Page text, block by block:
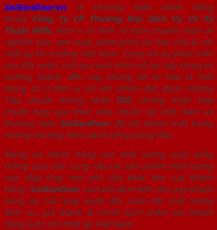
SaiGonDoor.vn
là thương hiệu danh tiếng
thuộc Công Ty CP Thương Mại Dịch Vụ Và Kỹ
Thuật WIN. Đơn vị có hơn 10 năm chuyên môn về
nghiên cứu, sản xuất, phân phối các loại cửa & nội
thất tại thị trường Việt Nam. Cùng với sự phát triển
của đất nước, trải qua quá trình nỗ lực xây dựng và
trưởng thành, đến nay chúng tôi tự hào là một
trong số ít đơn vị có sản phẩm đạt được những
Tiêu chuẩn chứng nhận ISO, chứng nhận hợp
chuẩn hợp quy theo tiêu chuẩn tại Việt Nam và
thương hiệu SaiGonDoorđã trở thành một trong
những thương hiệu danh tiếng hàng đầu.
Mang sứ mệnh nâng cao chất lượng cuộc sống
thông qua việc cung cấp các sản phẩm chất lượng
cao, đáp ứng mọi yêu cầu khắc khe của khách
hàng. SaiGonDoorcam kết đem đến cho quý khách
hàng sự hài lòng tuyệt đối. Cam kết chất lượng
dịch vụ, giá thành & chính sách chăm sóc khách
hàng luôn tốt nhất tại Việt Nam.